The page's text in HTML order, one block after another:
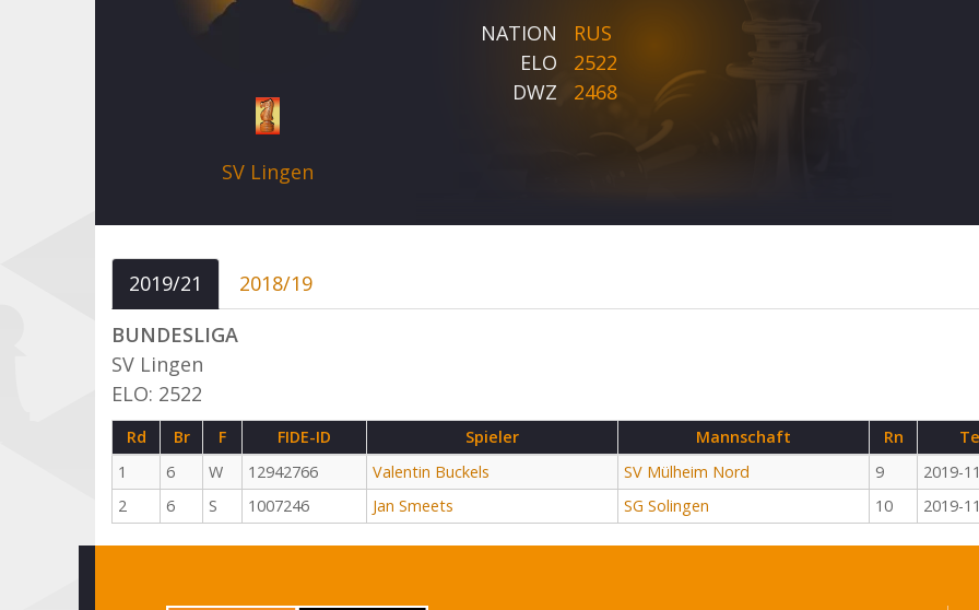
SV Lingen
NATION
RUS
ELO
2522
DWZ
2468
2019/21
2018/19
BUNDESLIGA
SV Lingen
ELO: 2522
Rd Br F FIDE-ID Spieler Mannschaft Rn
1
6 W 12942766 Valentin Buckels SV Mülheim Nord 9
2019-
2
6 S 1007246 Jan Smeets SG Solingen 10 2019-